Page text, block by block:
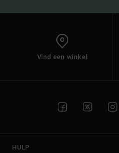
Vind een winkel
HULP